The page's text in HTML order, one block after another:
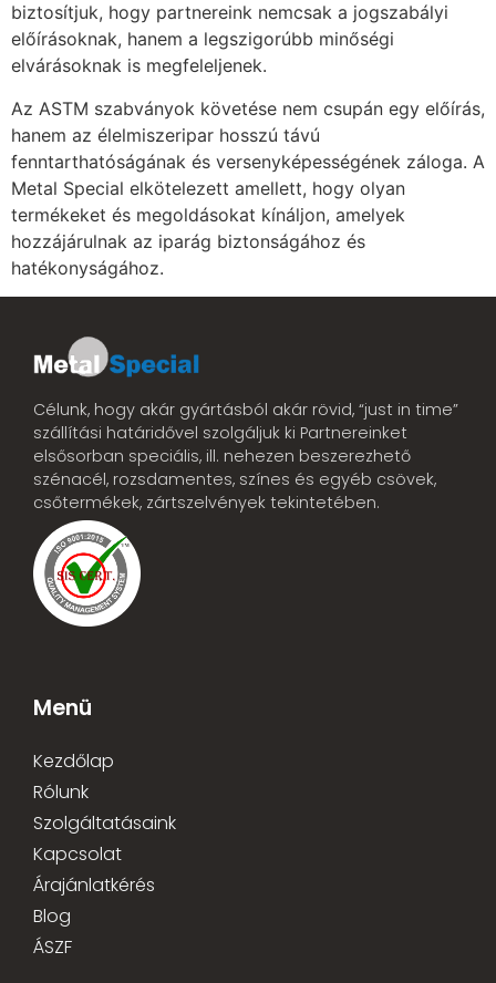
biztosítjuk, hogy partnereink nemcsak a jogszabályi
előírásoknak, hanem a legszigorúbb minőségi
elvárásoknak is megfeleljenek.
Az ASTM szabványok követése nem csupán egy előírás,
hanem az élelmiszeripar hosszú távú
fenntarthatóságának és versenyképességének záloga. A
Metal Special elkötelezett amellett, hogy olyan
termékeket és megoldásokat kínáljon, amelyek
hozzájárulnak az iparág biztonságához és
hatékonyságához.
Célunk, hogy akár gyártásból akár rövid, “just in time”
szállítási határidővel szolgáljuk ki Partnereinket
elsősorban speciális, ill. nehezen beszerezhető
szénacél, rozsdamentes, színes és egyéb csövek,
csőtermékek, zártszelvények tekintetében.
Menü
Kezdőlap
Rólunk
Szolgáltatásaink
Kapcsolat
Árajánlatkérés
Blog
ÁSZF